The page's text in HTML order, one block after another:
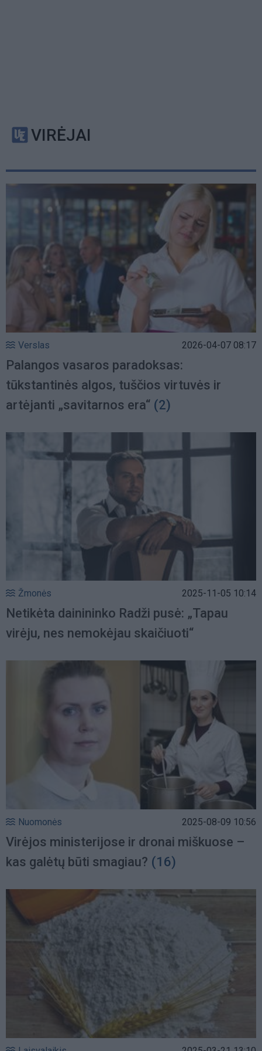
VIRĖJAI
Verslas 2026-04-07 08:17
Palangos vasaros paradoksas:
tūkstantinės algos, tuščios virtuvės ir
artėjanti „savitarnos era“ (2)
Žmonės 2025-11-05 10:14
Netikėta dainininko Radži pusė: „Tapau
virėju, nes nemokėjau skaičiuoti“
Nuomonės 2025-08-09 10:56
Virėjos ministerijose ir dronai miškuose –
kas galėtų būti smagiau? (16)